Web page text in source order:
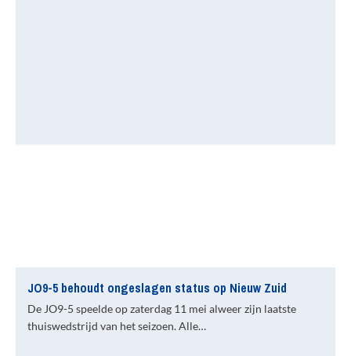
JO9-5 behoudt ongeslagen status op Nieuw Zuid
De JO9-5 speelde op zaterdag 11 mei alweer zijn laatste
thuiswedstrijd van het seizoen. Alle…